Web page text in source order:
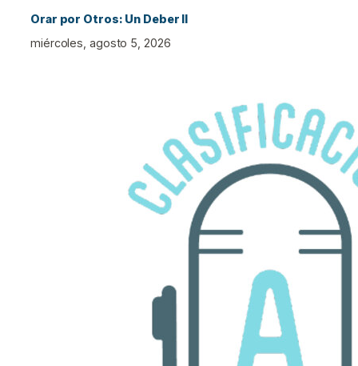
Orar por Otros: Un Deber II
miércoles, agosto 5, 2026